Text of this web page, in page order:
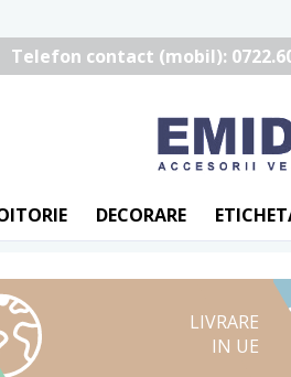
Telefon contact (mobil):
DECORARE
LIVRARE
IN UE